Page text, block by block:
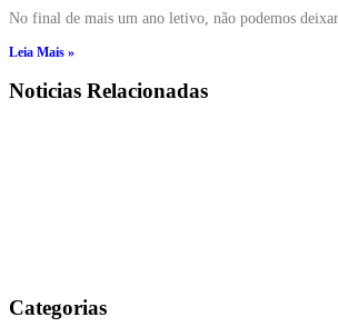
No final de mais um ano letivo, não podemos
Leia Mais »
Noticias Relacionadas
Categorias